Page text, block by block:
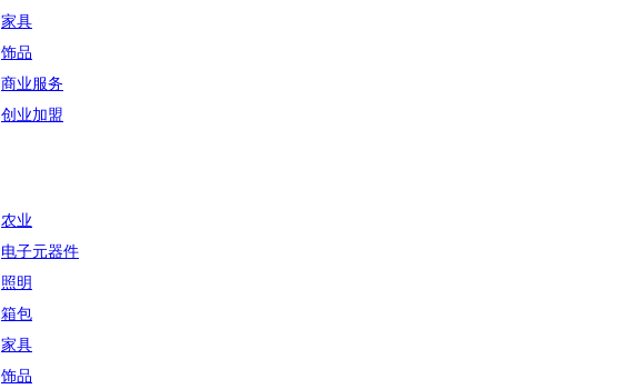
家具
饰品
商业服务
创业加盟
农业
电子元器件
照明
箱包
家具
饰品